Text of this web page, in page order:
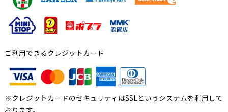
ご利用できるクレジットカード
※クレジットカードのセキュリティはSSLというシステムを利用して